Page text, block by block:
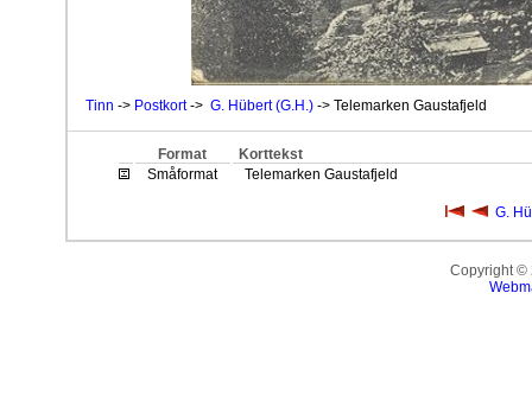
Tinn -> Postkort-> G. Hübert (G.H.) -> Telemarken Gaustafjeld
Format
Korttekst
Småformat
Telemarken Gaustafjeld
G.
Copyright ©